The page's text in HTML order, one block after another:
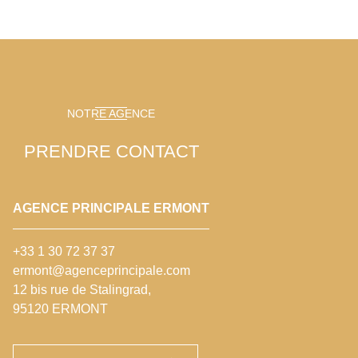
NOTRE AGENCE
PRENDRE CONTACT
AGENCE PRINCIPALE ERMONT
+33 1 30 72 37 37
ermont@agenceprincipale.com
12 bis rue de Stalingrad,
95120 ERMONT